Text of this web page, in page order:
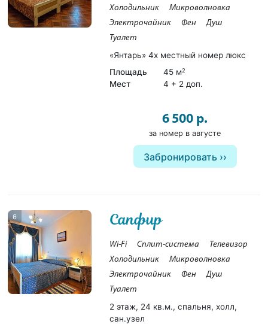
Холодильник
Микроволновка
Электрочайник
Фен
Душ
Туалет
«Янтарь» 4х местный номер люкс
Площадь
45 м2
Мест 4 + 2 доп.
6 500 р.
за номер в августе
Забронировать
6 Сапфир
Wi-Fi Сплит-система
Телевизор
Холодильник
Микроволновка
Электрочайник
Фен
Душ
Туалет
2 этаж, 24 кв.м., спальня, холл,
сан.узел